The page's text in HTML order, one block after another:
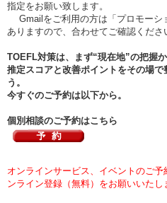
指定をお願い致します。
Gmailをご利用の方は「プロモーシ
ありますので、合わせてご確認くださ
TOEFL対策は、まず“現在地”の把握か
推定スコアと改善ポイントをその場
う。
今すぐのご予約は以下から。
個別相談のご予約はこちら
オンラインサービス、イベントのご
ンライン登録（無料）をお願いいたし